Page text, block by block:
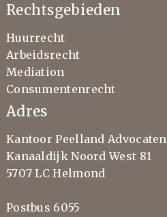
Rechtsgebieden
Huurrecht
Arbeidsrecht
Mediation
Consumentenrecht
Adres
Kantoor Peelland Advocaten
Kanaaldijk Noord West 81
5707 LC Helmond
Postbus 6055